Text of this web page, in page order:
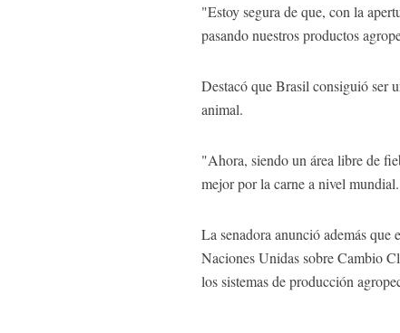
"Estoy segura de que, con la
pasando nuestros productos
Destacó que Brasil consiguió ser
animal.
"Ahora, siendo un área libre de
mejor por la carne a nivel
La senadora anunció además que
Naciones Unidas sobre Cambio
los sistemas de producción